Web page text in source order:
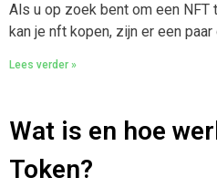
Als u op zoek bent om een NFT
kan je nft kopen, zijn er een
Lees verder »
Wat is en hoe
Token?